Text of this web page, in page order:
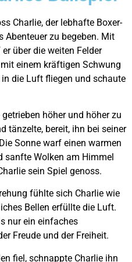
Charlie, der lebhafte Boxer-
Abenteuer zu begeben. Mit
über die weiten Felder
einem kräftigen Schwung
die Luft fliegen und schaute
höher und höher zu
tänzelte, bereit, ihn bei seiner
Sonne warf einen warmen
sanfte Wolken am Himmel
sein Spiel genoss.
fühlte sich Charlie wie
Bellen erfüllte die Luft.
nur ein einfaches
Freude und der Freiheit.
fiel, schnappte Charlie ihn